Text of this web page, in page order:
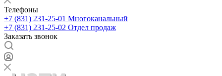
Телефоны
+7 (831) 231-25-01 Многоканальный
+7 (831) 231-25-02 Отдел продаж
Заказать звонок